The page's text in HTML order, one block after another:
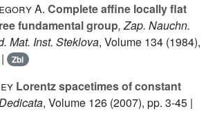
A. Complete affine locally flat
fundamental group, Zap. Nauchn.
Mat. Inst. Steklova, Volume 134 (1984),
Zbl
Lorentz spacetimes of constant
, Volume 126 (2007), pp. 3-45 |